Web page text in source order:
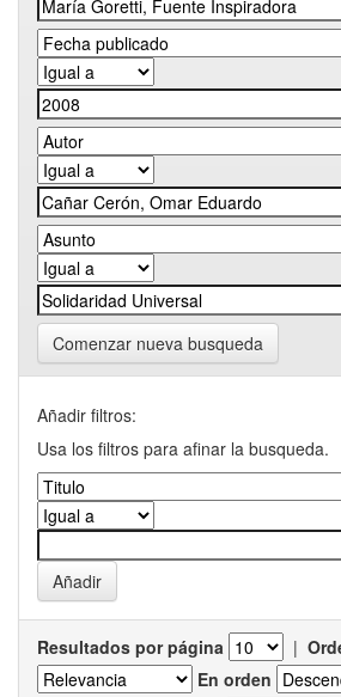
Comenzar nueva busqueda
Añadir filtros:
Usa los filtros para afinar la busqueda.
Resultados por página |
En orden